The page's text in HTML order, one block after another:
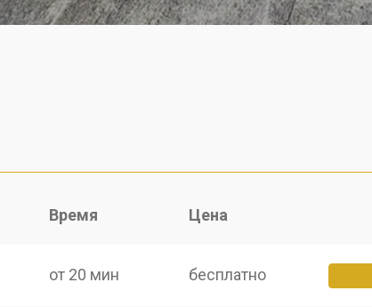
Время Цена
от 20 мин бесплатно